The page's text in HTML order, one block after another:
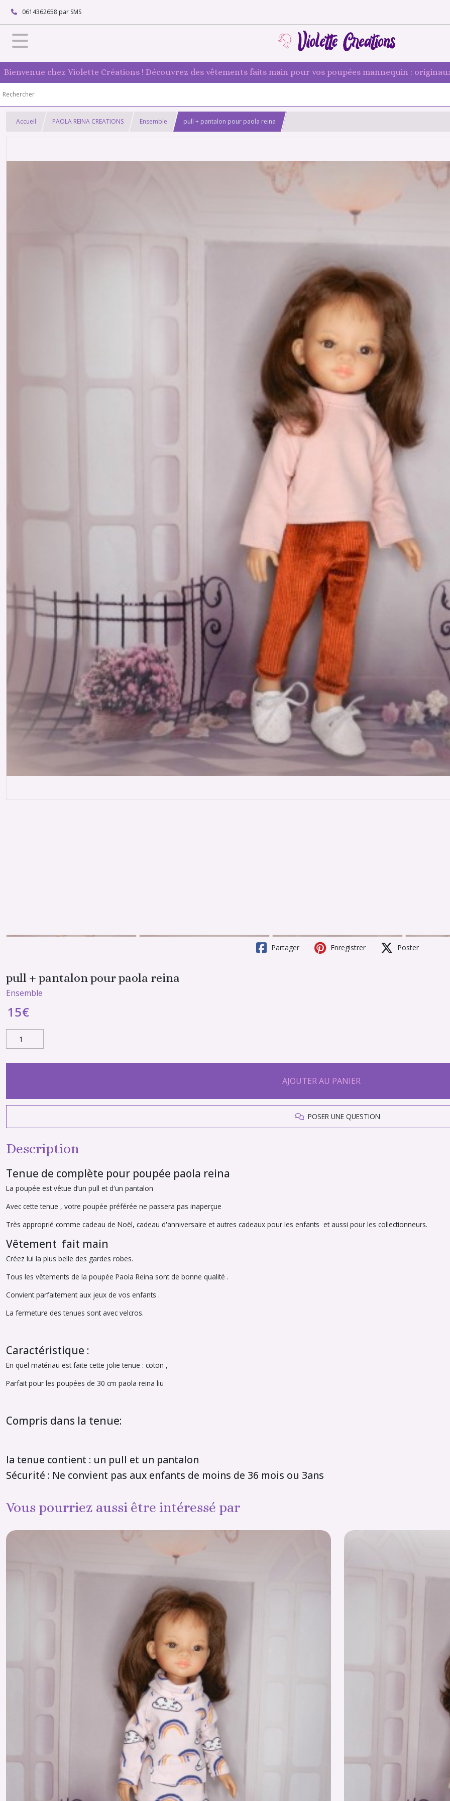
0614362658 par SMS
Bienvenue chez Violette Créations ! Découvrez des vêtements faits main pour vos poupées mannequin :
Accueil PAOLA REINA CREATIONS Ensemble pull + pantalon pour paola reina
Partager Enregistrer Poster
pull + pantalon pour paola reina
Ensemble
15€
AJOUTER AU PANIER
POSER UNE QUESTION
Description
Tenue de complète pour poupée paola reina
La poupée est vêtue d’un pull et d'un pantalon
Avec cette tenue , votre poupée préférée ne passera pas inaperçue
Très approprié comme cadeau de Noël, cadeau d'anniversaire et autres cadeaux pour les enfants et aussi pour les collectionneurs.
Vêtement fait main
Créez lui la plus belle des gardes robes.
Tous les vêtements de la poupée Paola Reina sont de bonne qualité .
Convient parfaitement aux jeux de vos enfants .
La fermeture des tenues sont avec velcros.
Caractéristique :
En quel matériau est faite cette jolie tenue : coton ,
Parfait pour les poupées de 30 cm paola reina liu
Compris dans la tenue:
la tenue contient : un pull et un pantalon
Sécurité : Ne convient pas aux enfants de moins de 36 mois ou 3ans
Vous pourriez aussi être intéressé par